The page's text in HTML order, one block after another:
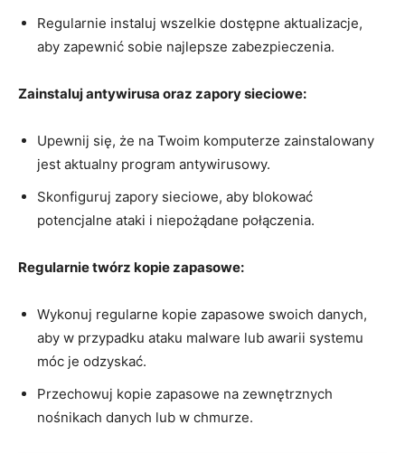
Regularnie instaluj ⁤wszelkie dostępne aktualizacje,
‍aby ⁢zapewnić⁢ sobie najlepsze zabezpieczenia.
Zainstaluj antywirusa oraz zapory sieciowe:
Upewnij⁤ się, że na Twoim komputerze ⁣zainstalowany
jest aktualny program antywirusowy.
Skonfiguruj zapory sieciowe, aby blokować
potencjalne​ ataki i niepożądane połączenia.
Regularnie twórz kopie zapasowe:
Wykonuj regularne kopie zapasowe swoich danych,
aby⁤ w przypadku ataku malware‍ lub awarii systemu
móc je ⁣odzyskać.
Przechowuj kopie‌ zapasowe na ​zewnętrznych ​
nośnikach danych lub w chmurze.